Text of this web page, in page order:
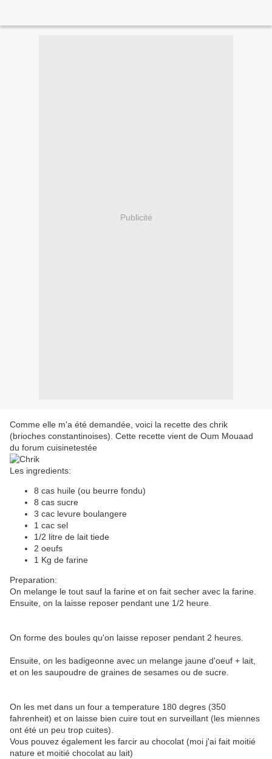
Publicité
Comme elle m'a été demandée, voici la recette des chrik
(brioches constantinoises). Cette recette vient de Oum Mouaad
du forum cuisinetestée
Les ingredients:
8 cas huile (ou beurre fondu)
8 cas sucre
3 cac levure boulangere
1 cac sel
1/2 litre de lait tiede
2 oeufs
1 Kg de farine
Preparation:
On melange le tout sauf la farine et on fait secher avec la farine.
Ensuite, on la laisse reposer pendant une 1/2 heure.
On forme des boules qu'on laisse reposer pendant 2 heures.
Ensuite, on les badigeonne avec un melange jaune d'oeuf + lait,
et on les saupoudre de graines de sesames ou de sucre.
On les met dans un four a temperature 180 degres (350
fahrenheit) et on laisse bien cuire tout en surveillant (les miennes
ont été un peu trop cuites).
Vous pouvez également les farcir au chocolat (moi j'ai fait moitié
nature et moitié chocolat au lait)